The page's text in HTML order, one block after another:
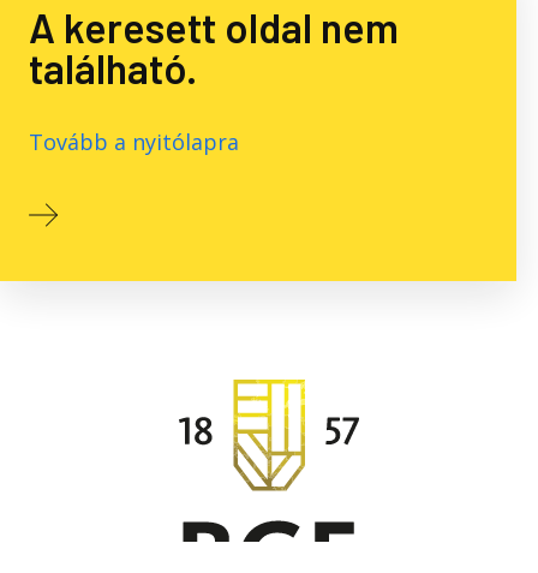
A keresett oldal nem
található.
Tovább a nyitólapra